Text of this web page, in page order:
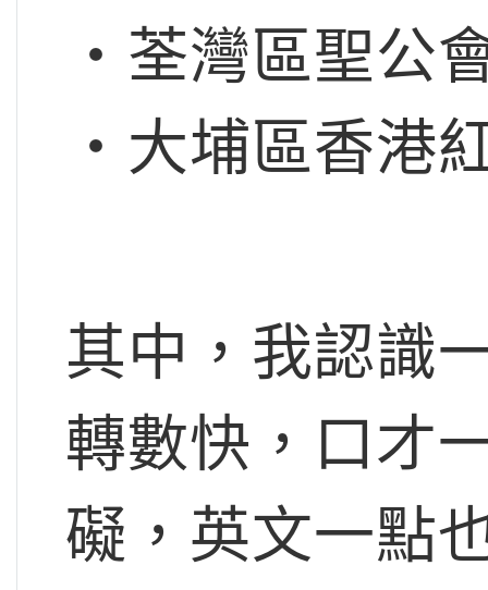
‧荃灣區聖公
‧大埔區香港
其中，我認識
轉數快，口才
礙，英文一點